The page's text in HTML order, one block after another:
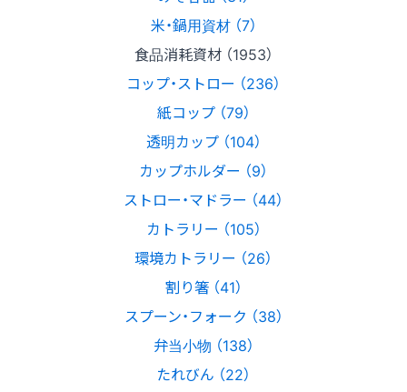
米・鍋用資材 （7）
食品消耗資材 （1953）
コップ・ストロー （236）
紙コップ （79）
透明カップ （104）
カップホルダー （9）
ストロー・マドラー （44）
カトラリー （105）
環境カトラリー （26）
割り箸 （41）
スプーン・フォーク （38）
弁当小物 （138）
たれびん （22）